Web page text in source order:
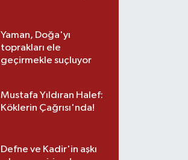
Yaman, Doğa'yı
toprakları ele
geçirmekle suçluyor
Mustafa Yıldıran Halef:
Köklerin Çağrısı'nda!
Defne ve Kadir'in aşkı